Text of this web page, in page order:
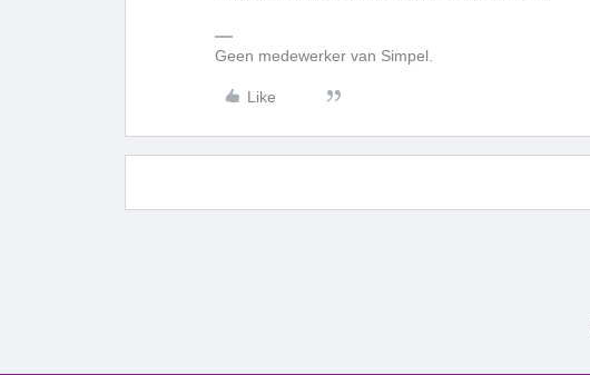
Geen medewerker van Simpel.
Like